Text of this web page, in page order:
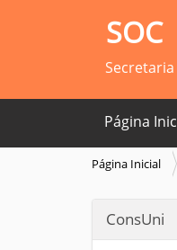
SOC
Página
V
e
Página Inicial
ConsUni